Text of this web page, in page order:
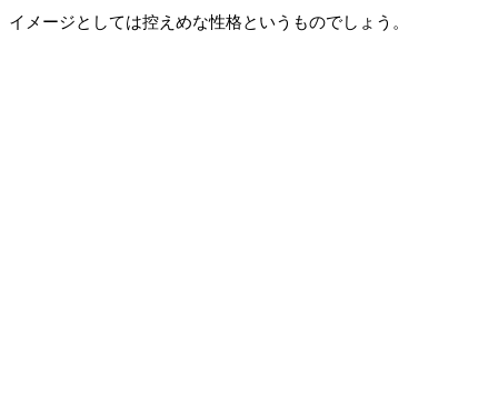
イメージとしては控えめな性格というものでしょう。